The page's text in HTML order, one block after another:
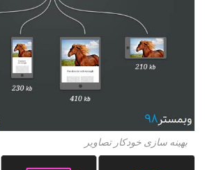
بهینه سازی خودکار تصاویر